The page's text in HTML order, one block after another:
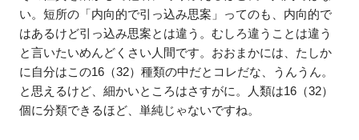
い。短所の「内向的で引っ込み思案」ってのも、内向的で
はあるけど引っ込み思案とは違う。むしろ違うことは違う
と言いたいめんどくさい人間です。おおまかには、たしか
に自分はこの16（32）種類の中だとコレだな、うんうん。
と思えるけど、細かいところはさすがに。人類は16（32）
個に分類できるほど、単純じゃないですね。